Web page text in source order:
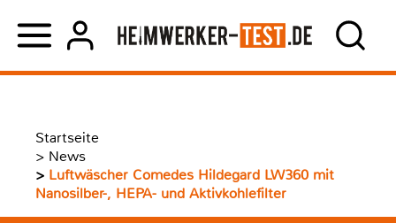
Startseite
> News
> Luftwäscher Comedes Hildegard LW360 mit
Nanosilber-, HEPA- und Aktivkohlefilter